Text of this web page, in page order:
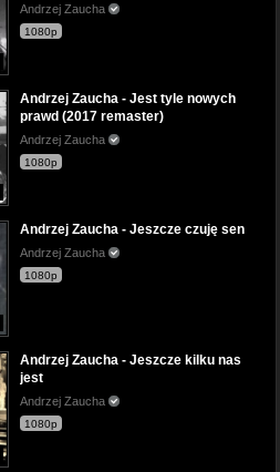
Andrzej Zaucha
1080p
Andrzej Zaucha - Jest tyle nowych
prawd (2017 remaster)
Andrzej Zaucha
1080p
Andrzej Zaucha - Jeszcze czuję sen
Andrzej Zaucha
1080p
Andrzej Zaucha - Jeszcze kilku nas
jest
Andrzej Zaucha
1080p